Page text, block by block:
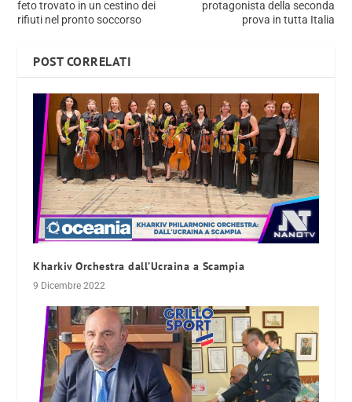
feto trovato in un cestino dei
rifiuti nel pronto soccorso
protagonista della seconda
prova in tutta Italia
POST CORRELATI
Kharkiv Orchestra dall’Ucraina a Scampia
9 Dicembre 2022